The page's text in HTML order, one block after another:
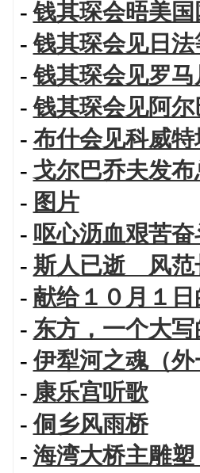
-钱其琛会晤美国
-钱其琛会见日
-钱其琛会见罗
-钱其琛会见阿
- 布什会见科威
- 戈尔巴乔夫发
- 图片
- 呕心沥血艰苦
- 斯人已逝 风范
- 献给１０月１日
- 东方，一个大
-伊犁河之魂（外
- 康乐宫听歌
-侗乡风雨桥
- 海湾大桥主雕塑